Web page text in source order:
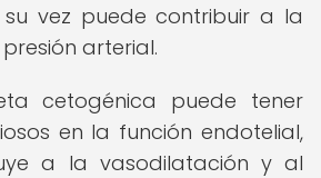
vez puede contribuir a la
arterial.
cetogénica puede tener
en la función endotelial,
a la vasodilatación y al